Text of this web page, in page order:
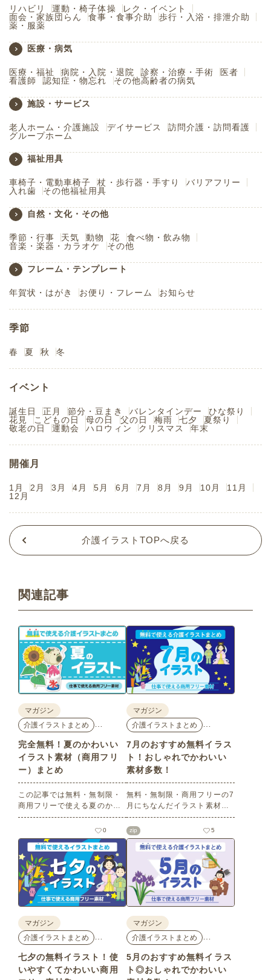
リハビリ 運動・椅子体操
レク・イベント
面会・家族団らん
食事・食事介助
歩行・入浴・排泄介助
薬・服薬
医療・病気
医療・福祉 病院・入院・退院 診察・治療・手術
医者
看護師
認知症・物忘れ その他高齢者の病気
施設・サービス
老人ホーム・介護施設 デイサービス
訪問介護・訪問看護
グループホーム
福祉用具
車椅子・電動車椅子 杖・歩行器・手すり
バリアフリー
入れ歯
その他福祉用具
自然・文化・その他
季節・行事 天気 動物 花
食べ物・飲み物
音楽・楽器・カラオケ
その他
フレーム・テンプレート
年賀状・はがき お便り・フレーム お知らせ
季節
春 夏 秋 冬
イベント
誕生日 正月 節分・豆まき バレンタインデー
ひな祭り
花見
こどもの日 母の日 父の日 梅雨 七夕
夏祭り
敬老の日
運動会 ハロウィン クリスマス 年末
開催月
1月 2月 3月 4月 5月 6月 7月 8月 9月 10月
11月
12月
介護イラストTOPへ戻る
関連記事
マガジン
介護イラストまとめ
完全無料！夏のかわいい
イラスト素材（商用フリ
ー）まとめ
この記事では無料・無制限・
商用フリーで使える夏のかわ
いいイラスト素材を多数ご紹
介いたします。夏の花である
ひまわりや朝顔、夏祭り、花
火、七夕など夏ならではのか
わいいイラストをご用意！ポ
スターやパンフレットなどで
使いやすいテイストなので、
ぜひご活用ください。
0
マガジン
介護イラストまとめ
7月のおすすめ無料イラス
ト！おしゃれでかわいい
素材多数！
無料・無制限・商用フリーの7
月にちなんだイラスト素材を
多数ご紹介します。どれも印
刷に適した解像度で、点数制
限なしで自由に使える素材ば
かり♪どなたでもご利用いただ
けます！ぜひご活用くださ
い。
zip 5
マガジン
介護イラストまとめ
七夕の無料イラスト！使
いやすくてかわいい商用
マガジン
介護イラストまとめ
5月のおすすめ無料イラス
ト◎おしゃれでかわいい